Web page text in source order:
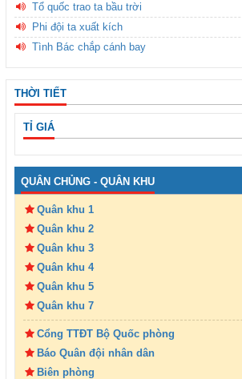
Tổ quốc trao ta bầu trời
Phi đội ta xuất kích
Tình Bác chắp cánh bay
THỜI TIẾT
TỈ GIÁ
QUÂN CHỦNG - QUÂN KHU
Quân khu 1
Quân khu 2
Quân khu 3
Quân khu 4
Quân khu 5
Quân khu 7
Cổng TTĐT Bộ Quốc phòng
Báo Quân đội nhân dân
Biên phòng